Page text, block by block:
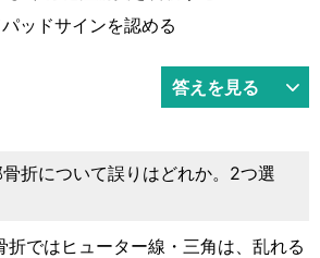
ッドサインを認める
答えを見る
骨折について誤りはどれか。2つ選
折ではヒューター線・三角は、乱れる